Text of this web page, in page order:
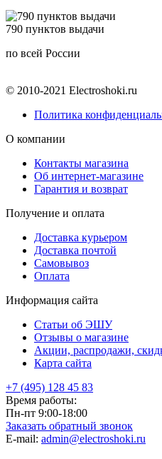
790 пунктов выдачи
по всей России
© 2010-2021 Electroshoki.ru
Политика
О компании
Контакты магазина
Об интернет-магазине
Гарантия и возврат
Получение и оплата
Доставка курьером
Доставка почтой
Самовывоз
Оплата
Информация сайта
Статьи об ЭШУ
Отзывы о магазине
Акции, распродажи,
Карта сайта
+7 (495) 128 45 83
Время работы:
Пн-пт 9:00-18:00
Заказать обратный звонок
E-mail: admin@electroshoki.ru